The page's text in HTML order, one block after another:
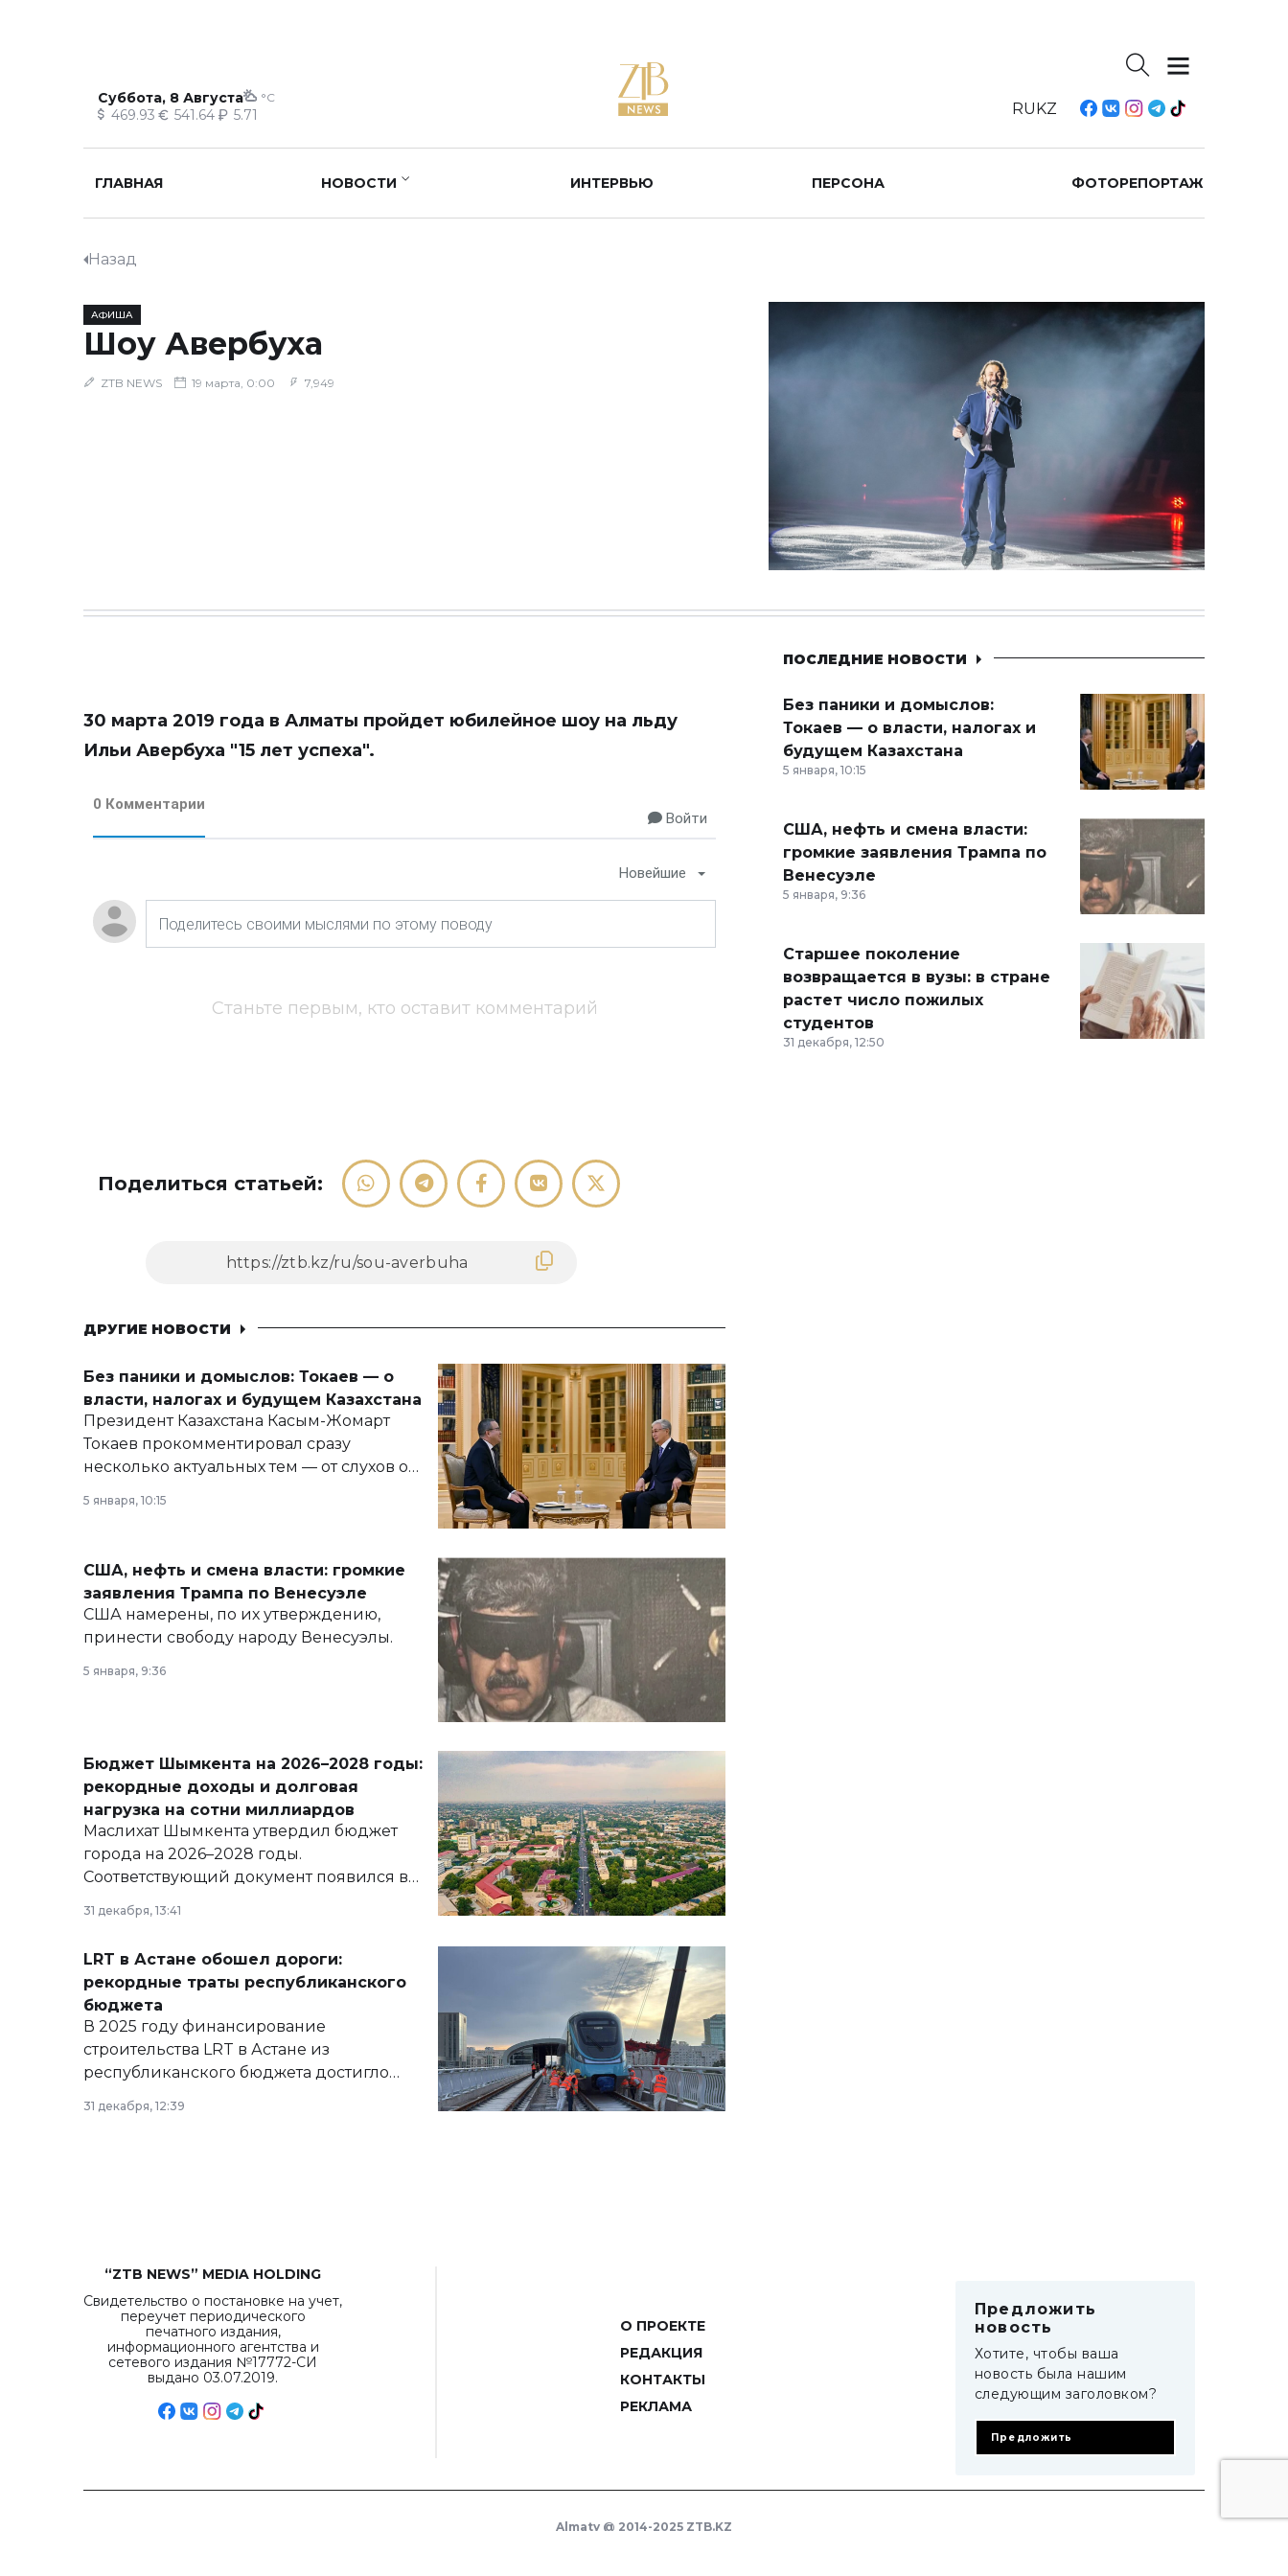
Суббота, 8 Августа °C
469.93 541.64 5.71 RUKZ
ГЛАВНАЯ НОВОСТИ ИНТЕРВЬЮ ПЕРСОНА ФОТОРЕПОРТАЖ
Назад
АФИША
Шоу Авербуха
ZTB NEWS 19 марта, 0:00 7,949
30 марта 2019 года в Алматы пройдет юбилейное шоу на льду
Ильи Авербуха "15 лет успеха".
0 Комментарии
Войти
Новейшие
Станьте первым, кто оставит комментарий
Поделиться статьей:
ДРУГИЕ НОВОСТИ
Без паники и домыслов: Токаев — о
власти, налогах и будущем Казахстана
Президент Казахстана Касым-Жомарт
Токаев прокомментировал сразу
несколько актуальных тем — от слухов о
армии, экономики и личного здоровья.
5 января, 10:15
США, нефть и смена власти: громкие
заявления Трампа по Венесуэле
США намерены, по их утверждению,
принести свободу народу Венесуэлы.
5 января, 9:36
Бюджет Шымкента на 2026–2028 годы:
рекордные доходы и долговая
нагрузка на сотни миллиардов
Маслихат Шымкента утвердил бюджет
города на 2026–2028 годы.
Соответствующий документ появился в
базе нормативных правовых актов и на
сайте маслихат города.
31 декабря, 13:41
LRT в Астане обошел дороги:
рекордные траты республиканского
бюджета
В 2025 году финансирование
строительства LRT в Астане из
республиканского бюджета достигло
рекордных объемов.
31 декабря, 12:39
ПОСЛЕДНИЕ НОВОСТИ
Без паники и домыслов:
Токаев — о власти, налогах и
будущем Казахстана
5 января, 10:15
США, нефть и смена власти:
громкие заявления Трампа по
Венесуэле
5 января, 9:36
Старшее поколение
возвращается в вузы: в стране
растет число пожилых
студентов
31 декабря, 12:50
“ZTB NEWS” MEDIA HOLDING
Свидетельство о постановке на учет,
переучет периодического
печатного издания,
информационного агентства и
сетевого издания №17772-СИ
выдано 03.07.2019.
О ПРОЕКТЕ
РЕДАКЦИЯ
КОНТАКТЫ
РЕКЛАМА
Предложить
новость
Хотите, чтобы ваша
новость была нашим
следующим заголовком?
Предложить
Almaty @ 2014-2025 ZTB.KZ